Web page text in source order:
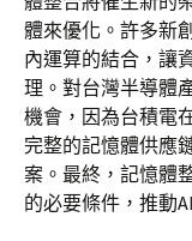
體來優化。許多新
內運算的結合，讓
理。對台灣半導體
機會，因為台積電
完整的記憶體供應
案。最終，記憶體
的必要條件，推動